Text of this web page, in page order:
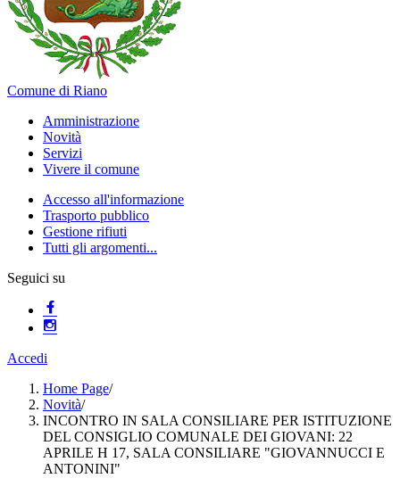
Comune di Riano
Amministrazione
Novità
Servizi
Vivere il comune
Accesso all'informazione
Trasporto pubblico
Gestione rifiuti
Tutti gli argomenti...
Seguici su
Accedi
Home Page/
Novità/
INCONTRO IN SALA CONSILIARE PER ISTITUZIONE
DEL CONSIGLIO COMUNALE DEI GIOVANI: 22
APRILE H 17, SALA CONSILIARE "GIOVANNUCCI E
ANTONINI"